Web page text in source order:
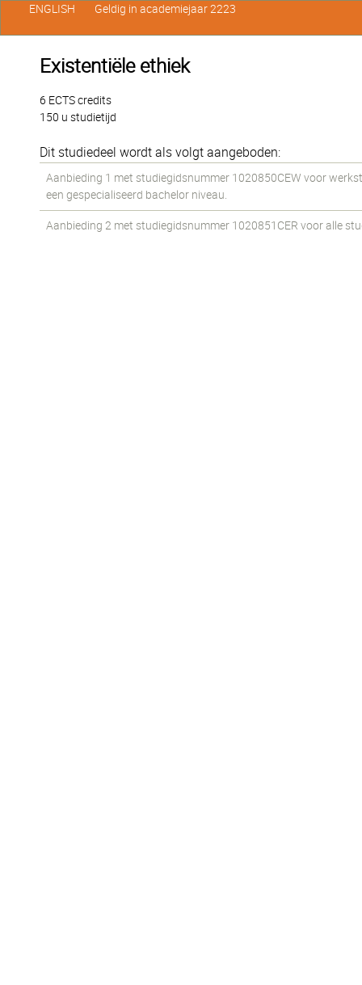
Existentiële ethiek
6 ECTS credits
150 u studietijd
Dit studiedeel wordt als volgt aangeboden:
Aanbieding 1 met studiegidsnummer 1020850CEW voor
een gespecialiseerd bachelor niveau.
Aanbieding 2 met studiegidsnummer 1020851CER voor alle
ENGLISH Geldig in academiejaar 2223